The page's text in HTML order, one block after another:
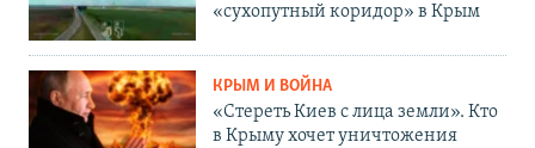
«сухопутный коридор» в Крым
КРЫМ И ВОЙНА
«Стереть Киев с лица земли». Кто
в Крыму хочет уничтожения